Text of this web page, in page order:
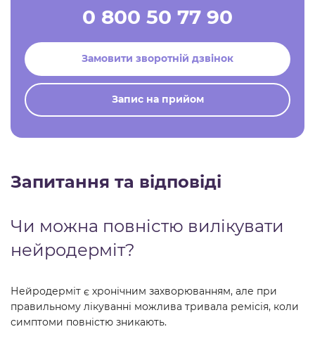
0 800 50 77 90
Замовити зворотній дзвінок
Запис на прийом
Запитання та відповіді
Чи можна повністю вилікувати
нейродерміт?
Нейродерміт є хронічним захворюванням, але при
правильному лікуванні можлива тривала ремісія, коли
симптоми повністю зникають.